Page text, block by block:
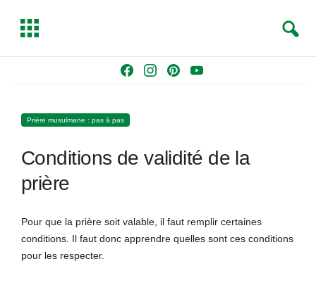
o
g
r
Y
T
g
e
a
Prière musulmane : pas à pas
Conditions de validité de la
prière
Pour que la prière soit valable, il faut remplir certaines
conditions. Il faut donc apprendre quelles sont ces conditions
pour les respecter.